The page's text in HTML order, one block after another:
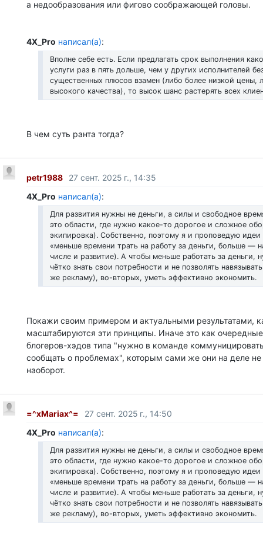
а недообразования или фигово соображающей головы.
4X_Pro написал(а):
Вполне себе есть. Если предлагать срок выполнения
услуги раз в пять дольше, чем у других исполнителей
существенных плюсов взамен (либо более низкой цены,
высокого качества), то высок шанс растерять всех
В чем суть ранта тогда?
petr1988
27 сент. 2025 г., 14:35
4X_Pro написал(а):
Для развития нужны не деньги, а силы и свободное
это области, где нужно какое-то дорогое и сложное
экипировка). Собственно, поэтому я и проповедую
«меньше времени трать на работу за деньги, больше —
числе и развитие). А чтобы меньше работать за деньги,
чётко знать свои потребности и не позволять
же рекламу), во-вторых, уметь эффективно экономить.
Покажи своим примером и актуальными результатами,
масштабируются эти принципы. Иначе это как
блогеров-хэдов типа "нужно в команде
сообщать о проблемах", которым сами же они на деле не
наоборот.
=^xMariax^=
27 сент. 2025 г., 14:50
4X_Pro написал(а):
Для развития нужны не деньги, а силы и свободное
это области, где нужно какое-то дорогое и сложное
экипировка). Собственно, поэтому я и проповедую
«меньше времени трать на работу за деньги, больше —
числе и развитие). А чтобы меньше работать за деньги,
чётко знать свои потребности и не позволять
же рекламу), во-вторых, уметь эффективно экономить.